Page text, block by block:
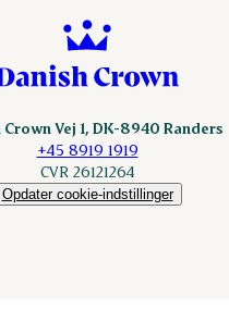
Crown Vej 1, DK-8940 Randers
+45 8919 1919
CVR 26121264
Opdater cookie-indstillinger